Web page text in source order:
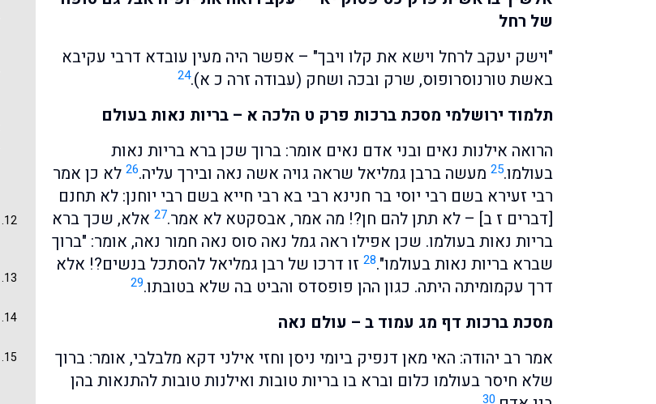
של רחל
"וישק יעקב לרחל וישא את קלו ויבך" – אפשר היה מעין עובדא דרבי עקיבא
באשת טורנוסרופוס, שרק ובכה ושחק (עבודה זרה כ א).24
תלמוד ירושלמי מסכת ברכות פרק ט הלכה א – בריות נאות בעולם
הרואה אילנות נאים ובני אדם נאים אומר: ברוך שכן ברא בריות נאות
בעולמו.25 מעשה ברבן גמליאל שראה גויה אשה נאה ובירך עליה.26 לא כן אמר
רבי זעירא בשם רבי יוסי בר חנינא רבי בא רבי חייא בשם רבי יוחנן: לא תחנם
[דברים ז ב] – לא תתן להם חן?! מה אמר, אבסקטא לא אמר.27 אלא, שכך ברא
בריות נאות בעולמו. שכן אפילו ראה גמל נאה סוס נאה חמור נאה, אומר: "ברוך
שברא בריות נאות בעולמו".28 זו דרכו של רבן גמליאל להסתכל בנשים?! אלא
דרך עקמומיתה היתה. כגון ההן פופסדס והביט בה שלא בטובתו.29
מסכת ברכות דף מג עמוד ב – עולם נאה
אמר רב יהודה: האי מאן דנפיק ביומי ניסן וחזי אילני דקא מלבלבי, אומר: ברוך
שלא חיסר בעולמו כלום וברא בו בריות טובות ואילנות טובות להתנאות בהן
30